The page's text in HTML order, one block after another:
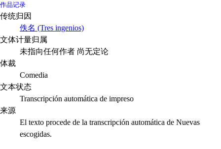
作品记录
传统归因
佚名 (Tres ingenios)
文体计量归属
未指向任何作者 尚无定论
体裁
Comedia
文本状态
Transcripción automática de impreso
来源
El texto procede de la transcripción automática de Nuevas
escogidas.